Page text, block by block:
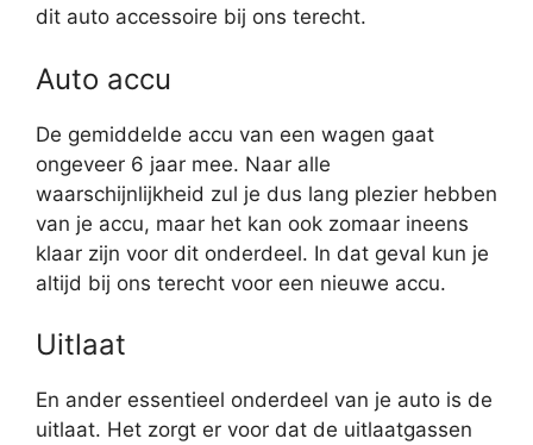
dit auto accessoire bij ons terecht.
Auto accu
De gemiddelde accu van een wagen gaat
ongeveer 6 jaar mee. Naar alle
waarschijnlijkheid zul je dus lang plezier hebben
van je accu, maar het kan ook zomaar ineens
klaar zijn voor dit onderdeel. In dat geval kun je
altijd bij ons terecht voor een nieuwe accu.
Uitlaat
En ander essentieel onderdeel van je auto is de
uitlaat. Het zorgt er voor dat de uitlaatgassen